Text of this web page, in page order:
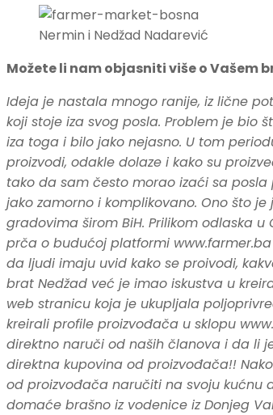
Nermin i Nedžad Nadarević
Možete li nam objasniti više o Vašem
Ideja je nastala mnogo ranije, iz lične
koji stoje iza svog posla. Problem je bio
iza toga i bilo jako nejasno. U tom
proizvodi, odakle dolaze i kako su
tako da sam često morao izaći sa
jako zamorno i komplikovano. Ono što
gradovima širom BiH. Prilikom odlaska
prča o budućoj platformi
da ljudi imaju uvid kako se proivodi,
brat Nedžad već je imao iskustva u
web stranicu koja je ukupljala
kreirali profile proizvođača u sklopu
direktno naruči od naših članova i da li
direktna kupovina od proizvođača!!
od proizvođača naručiti na svoju kućnu
domaće brašno iz vodenice iz Donjeg